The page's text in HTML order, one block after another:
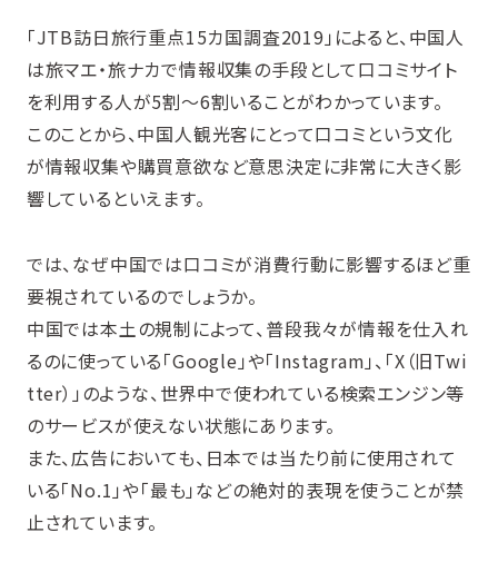
「JTB訪日旅行重点15カ国調査2019」によると、中国人
は旅マエ・旅ナカで情報収集の手段として口コミサイト
を利用する人が5割〜6割いることがわかっています。
このことから、中国人観光客にとって口コミという文化
が情報収集や購買意欲など意思決定に非常に大きく影
響しているといえます。
では、なぜ中国では口コミが消費行動に影響するほど重
要視されているのでしょうか。
中国では本土の規制によって、普段我々が情報を仕入れ
るのに使っている「Google」や「Instagram」、「X（旧Twi
tter）」のような、世界中で使われている検索エンジン等
のサービスが使えない状態にあります。
また、広告においても、日本では当たり前に使用されて
いる「No.1」や「最も」などの絶対的表現を使うことが禁
止されています。